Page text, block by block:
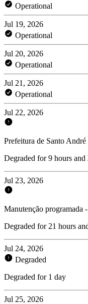
Operational
Jul 19, 2026
Operational
Jul 20, 2026
Operational
Jul 21, 2026
Operational
Jul 22, 2026
Prefeitura de Santo André
Degraded for 9 hours and
Jul 23, 2026
Manutenção programada
Degraded for 21 hours
Jul 24, 2026
Degraded
Degraded for 1 day
Jul 25, 2026